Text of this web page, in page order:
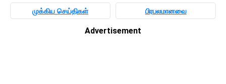
முக்கிய செய்திகள் பிரபலமானவை
Advertisement